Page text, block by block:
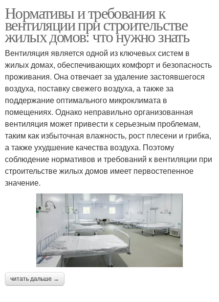
Нормативы и требования к
вентиляции при строительстве
жилых домов: что нужно знать
Вентиляция является одной из ключевых систем в
жилых домах, обеспечивающих комфорт и безопасность
проживания. Она отвечает за удаление застоявшегося
воздуха, поставку свежего воздуха, а также за
поддержание оптимального микроклимата в
помещениях. Однако неправильно организованная
вентиляция может привести к серьезным проблемам,
таким как избыточная влажность, рост плесени и грибка,
а также ухудшение качества воздуха. Поэтому
соблюдение нормативов и требований к вентиляции при
строительстве жилых домов имеет первостепенное
значение.
читать дальше →